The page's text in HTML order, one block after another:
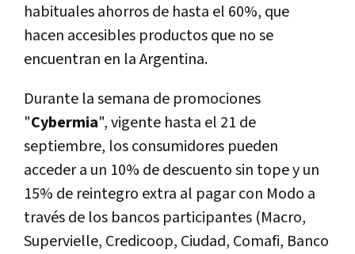
habituales ahorros de hasta el 60%, que
hacen accesibles productos que no se
encuentran en la Argentina.
Durante la semana de promociones
"Cybermia", vigente hasta el 21 de
septiembre, los consumidores pueden
acceder a un 10% de descuento sin tope y un
15% de reintegro extra al pagar con Modo a
través de los bancos participantes (Macro,
Supervielle, Credicoop, Ciudad, Comafi, Banco